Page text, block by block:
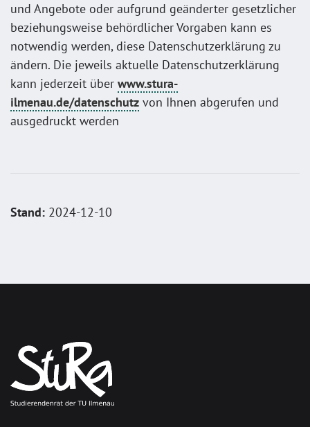
und Angebote oder aufgrund geänderter gesetzlicher
beziehungsweise behördlicher Vorgaben kann es
notwendig werden, diese Datenschutzerklärung zu
ändern. Die jeweils aktuelle Datenschutzerklärung
kann jederzeit über www.stura-
ilmenau.de/datenschutz von Ihnen abgerufen und
ausgedruckt werden
Stand: 2024-12-10